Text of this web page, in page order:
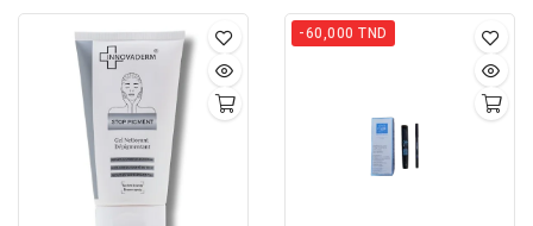
-60,000 TND